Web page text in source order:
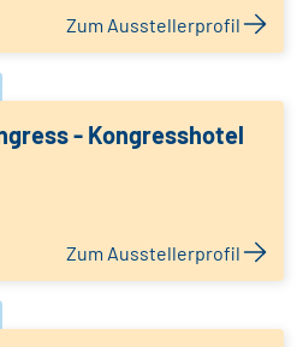
Zum Ausstellerprofil
- Kongresshotel
Zum Ausstellerprofil